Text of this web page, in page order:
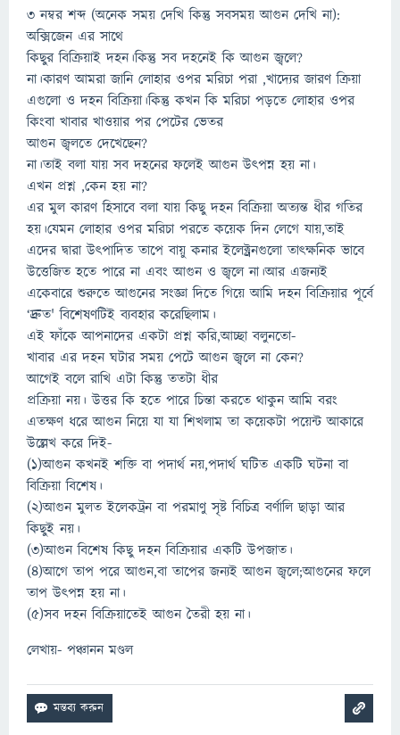
৩ নম্বর শব্দ (অনেক সময় দেখি কিন্তু সবসময় আগুন দেখি না):
অক্সিজেন এর সাথে
কিছুর বিক্রিয়াই দহন।কিন্তু সব দহনেই কি আগুন জ্বলে?
না।কারণ আমরা জানি লোহার ওপর মরিচা পরা ,খাদ্যের জারণ ক্রিয়া
এগুলো ও দহন বিক্রিয়া।কিন্তু কখন কি মরিচা পড়তে লোহার ওপর
কিংবা খাবার খাওয়ার পর পেটের ভেতর
আগুন জ্বলতে দেখেছেন?
না।তাই বলা যায় সব দহনের ফলেই আগুন উৎপন্ন হয় না।
এখন প্রশ্ন ,কেন হয় না?
এর মুল কারণ হিসাবে বলা যায় কিছু দহন বিক্রিয়া অত্যন্ত ধীর গতির
হয়।যেমন লোহার ওপর মরিচা পরতে কয়েক দিন লেগে যায়,তাই
এদের দ্বারা উৎপাদিত তাপে বায়ু কনার ইলেক্ট্রনগুলো তাৎক্ষনিক ভাবে
উত্তেজিত হতে পারে না এবং আগুন ও জ্বলে না।আর এজন্যই
একেবারে শুরুতে আগুনের সংজ্ঞা দিতে গিয়ে আমি দহন বিক্রিয়ার পূর্বে
‘দ্রুত' বিশেষণটিই ব্যবহার করেছিলাম।
এই ফাঁকে আপনাদের একটা প্রশ্ন করি,আচ্ছা বলুনতো-
খাবার এর দহন ঘটার সময় পেটে আগুন জ্বলে না কেন?
আগেই বলে রাখি এটা কিন্তু ততটা ধীর
প্রক্রিয়া নয়। উত্তর কি হতে পারে চিন্তা করতে থাকুন আমি বরং
এতক্ষণ ধরে আগুন নিয়ে যা যা শিখলাম তা কয়েকটা পয়েন্ট আকারে
উল্লেখ করে দিই-
(১)আগুন কখনই শক্তি বা পদার্থ নয়,পদার্থ ঘটিত একটি ঘটনা বা
বিক্রিয়া বিশেষ।
(২)আগুন মুলত ইলেকট্রন বা পরমাণু সৃষ্ট বিচিত্র বর্ণালি ছাড়া আর
কিছুই নয়।
(৩)আগুন বিশেষ কিছু দহন বিক্রিয়ার একটি উপজাত।
(৪)আগে তাপ পরে আগুন,বা তাপের জন্যই আগুন জ্বলে;আগুনের ফলে
তাপ উৎপন্ন হয় না।
(৫)সব দহন বিক্রিয়াতেই আগুন তৈরী হয় না।
লেখায়- পঞ্চানন মণ্ডল